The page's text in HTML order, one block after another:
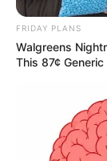
στην ίδια
Τσακαίοι
παρακάτω
Μεγάλος
FRIDAY PLANS
Walgreens
This 87¢